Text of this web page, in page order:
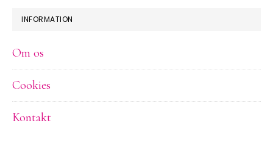
INFORMATION
Om os
Cookies
Kontakt